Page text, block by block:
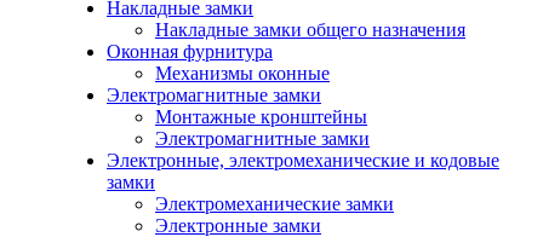
Накладные замки
Накладные замки общего назначения
Оконная фурнитура
Механизмы оконные
Электромагнитные замки
Монтажные кронштейны
Электромагнитные замки
Электронные, электромеханические и кодовые
замки
Электромеханические замки
Электронные замки